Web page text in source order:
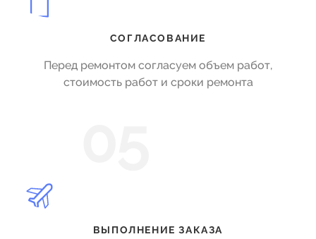
СОГЛАСОВАНИЕ
Перед ремонтом согласуем объем работ,
стоимость работ и сроки ремонта
ВЫПОЛНЕНИЕ ЗАКАЗА